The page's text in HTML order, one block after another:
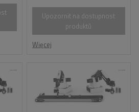
Upozornit na dostupnost
produktů
Więcej